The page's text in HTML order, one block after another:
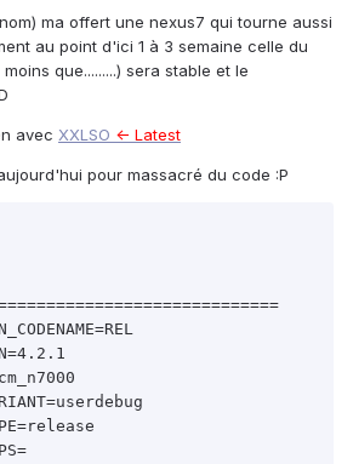
ma offert une nexus7 qui tourne aussi
au point d'ici 1 à 3 semaine celle du
que.........) sera stable et le
avec XXLSO <- Latest
pour massacré du code :P